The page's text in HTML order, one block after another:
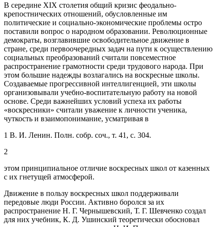
В середине XIX столетия общий кризис феодально-
крепостнических отношений, обусловленные им
политические и социально-экономические проблемы остро
поставили вопрос о народном образовании. Революционные
демократы, возглавившие освободительное движение в
стране, среди первоочередных задач на пути к осуществлению
социальных преобразований считали повсеместное
распространение грамотности среди трудового народа. При
этом большие надежды возлагались на воскресные школы.
Создаваемые прогрессивной интеллигенцией, эти школы
организовывали учебно-воспитательную работу на новой
основе. Среди важнейших условий успеха их работы
«воскресники» считали уважение к личности ученика,
чуткость и взаимопонимание, усматривая в
1 В. И. Ленин. Полн. собр. соч., т. 41, с. 304.
2
этом принципиальное отличие воскресных школ от казенных
с их гнетущей атмосферой.
Движение в пользу воскресных школ поддерживали
передовые люди России. Активно боролся за их
распространение Н. Г. Чернышевский, Т. Г. Шевченко создал
для них учебник, К. Д. Ушинский теоретически обосновал